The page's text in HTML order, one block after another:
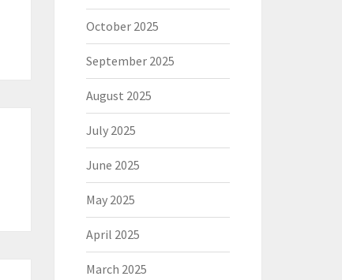
October 2025
September 2025
August 2025
July 2025
June 2025
May 2025
April 2025
March 2025